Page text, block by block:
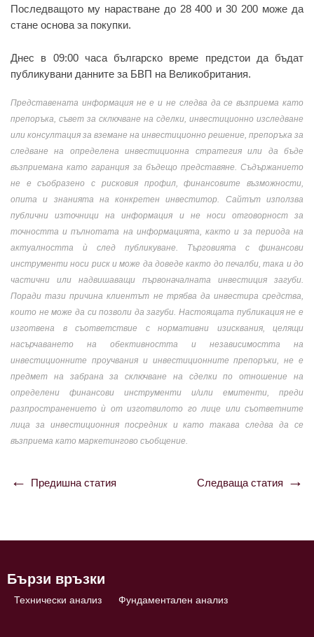
Последващото му нарастване до 28 400 и 30 200 може да
стане основа за покупки.
Днес в 09:00 часа българско време предстои да бъдат
публикувани данните за БВП на Великобритания.
Представената информация не е и не следва да се възприема като
препоръка, съвет за сключване на сделки, инвестиционно изследване
или консултация за вземане на инвестиционно решение, препоръка за
следване на определена инвестиционна стратегия или да бъде
възприемана като гаранция за бъдещо представяне. Съдържанието
не е съобразено с рисковия профил, финансовите възможности,
опита и знанията на конкретен инвеститор. Сайтът използва
публични източници на информация и не носи отговорност за
точността и пълнотата на информацията, както и за периода на
актуалността ѝ след публикуване. Търговията с финансови
инструменти носи риск и може да доведе както до печалби, така и до
частични или надвишаващи първоначалната инвестиция загуби.
Поради тази причина клиентът не трябва да инвестира средства,
които не може да си позволи да загуби. Настоящата публикация не е
изготвена в съответствие с нормативни изисквания, целящи
насърчаването на обективността и независимостта на
инвестиционните проучвания и инвестиционните препоръки, не е
предмет на забрана за сключване на сделки по отношение на
определени финансови инструменти и/или емитенти, преди
разпространението ѝ от изготвилото го лице или съответните
лица за инвестиционния посредник и като такава следва да се
възприема като маркетингово съобщение.
Навигация
Предишна статия Следваща статия
Бързи връзки
Технически анализ Фундаментален анализ